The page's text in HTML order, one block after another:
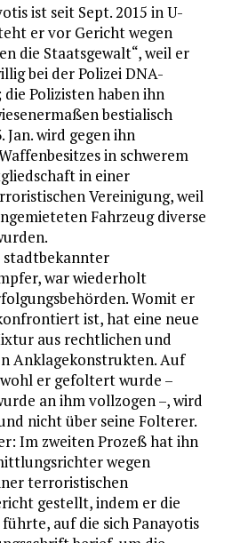
ist seit Sept. 2015 in U-
er vor Gericht wegen
die Staatsgewalt“, weil er
bei der Polizei DNA-
Polizisten haben ihn
bestialisch
wird gegen ihn
in schwerem
in einer
Vereinigung, weil
Fahrzeug diverse
stadtbekannter
war wiederholt
Womit er
ist, hat eine neue
aus rechtlichen und
Anklagekonstrukten. Auf
er gefoltert wurde –
an ihm vollzogen –, wird
nicht über seine Folterer.
Im zweiten Prozeß hat ihn
wegen
terroristischen
gestellt, indem er die
auf die sich Panayotis